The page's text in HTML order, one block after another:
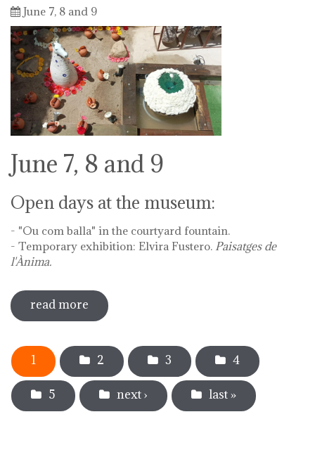
June 7, 8 and 9
June 7, 8 and 9
Open days at the museum:
- "Ou com balla" in the courtyard fountain.
- Temporary exhibition: Elvira Fustero. Paisatges de
l'Ànima.
read more sobre diada de la flor - l'ou com balla a
la font
Pages
1 2 3 4
5 next › last »